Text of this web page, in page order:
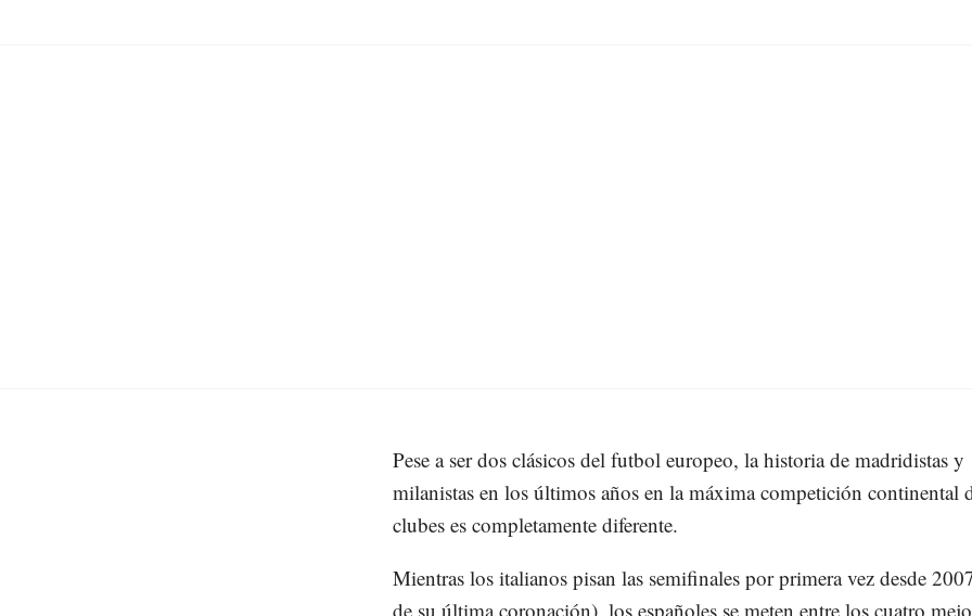
Pese a ser dos clásicos del futbol europeo, la historia de madridistas y
milanistas en los últimos años en la máxima competición continental
clubes es completamente diferente.
Mientras los italianos pisan las semifinales por primera vez desde
de su última coronación), los españoles se meten entre los cuatro